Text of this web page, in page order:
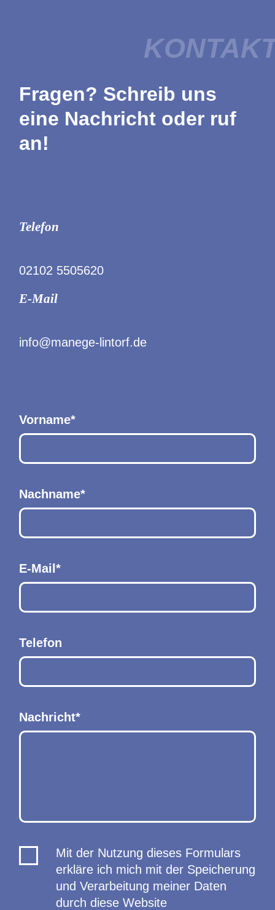
Fragen? Schreib uns
eine Nachricht oder ruf
an!
Telefon
02102 5505620
E-Mail
info@manege-lintorf.de
Vorname*
Nachname*
E-Mail*
Telefon
Nachricht*
Mit der Nutzung dieses Formulars
erkläre ich mich mit der Speicherung
und Verarbeitung meiner Daten
durch diese Website